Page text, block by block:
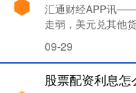
汇通财经APP讯——
走弱，美元兑其他
09-29